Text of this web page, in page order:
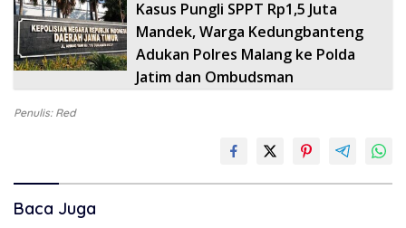
Kasus Pungli SPPT Rp1,5 Juta
Mandek, Warga Kedungbanteng
Adukan Polres Malang ke Polda
Jatim dan Ombudsman
Penulis: Red
Baca Juga